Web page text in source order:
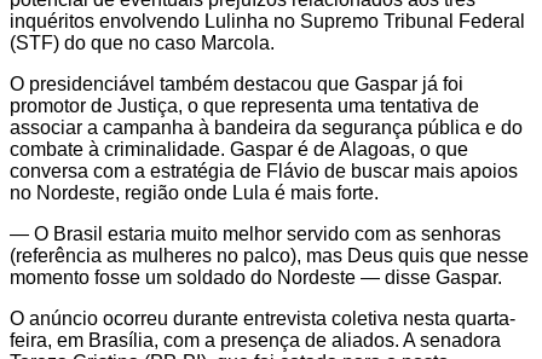
inquéritos envolvendo Lulinha no Supremo Tribunal Federal
(STF) do que no caso Marcola.
O presidenciável também destacou que Gaspar já foi
promotor de Justiça, o que representa uma tentativa de
associar a campanha à bandeira da segurança pública e do
combate à criminalidade. Gaspar é de Alagoas, o que
conversa com a estratégia de Flávio de buscar mais apoios
no Nordeste, região onde Lula é mais forte.
— O Brasil estaria muito melhor servido com as senhoras
(referência as mulheres no palco), mas Deus quis que nesse
momento fosse um soldado do Nordeste — disse Gaspar.
O anúncio ocorreu durante entrevista coletiva nesta quarta-
feira, em Brasília, com a presença de aliados. A senadora